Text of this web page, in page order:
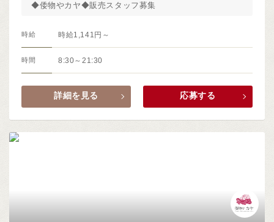
◆倭物やカヤ◆販売スタッフ募集
時給 時給1,141円～
時間 8:30～21:30
詳細を見る 応募する